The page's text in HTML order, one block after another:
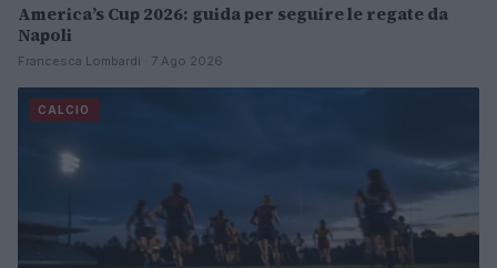
America’s Cup 2026: guida per seguire le regate da
Napoli
Francesca Lombardi · 7 Ago 2026
CALCIO